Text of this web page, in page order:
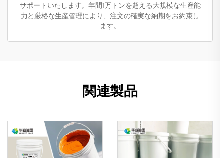
サポートいたします。年間1万トンを超える大規模な生産能
力と厳格な生産管理により、注文の確実な納期をお約束し
ます。
関連製品